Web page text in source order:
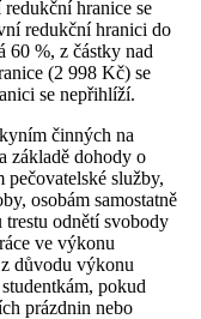
hranice se
redukční hranici do
60 %, z částky nad
(2 998 Kč) se
se nepřihlíží.
činných na
základě dohody o
služby,
osobám samostatně
odnětí svobody
ve výkonu
důvodu výkonu
pokud
prázdnin nebo